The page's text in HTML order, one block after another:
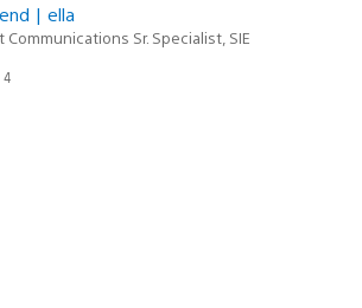
| ella
Communications Sr. Specialist, SIE
4